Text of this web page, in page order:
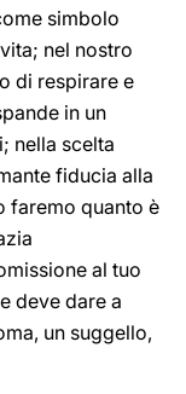
simbolo
nel nostro
di respirare e
in un
nella scelta
fiducia alla
faremo quanto è
al tuo
deve dare a
un suggello,